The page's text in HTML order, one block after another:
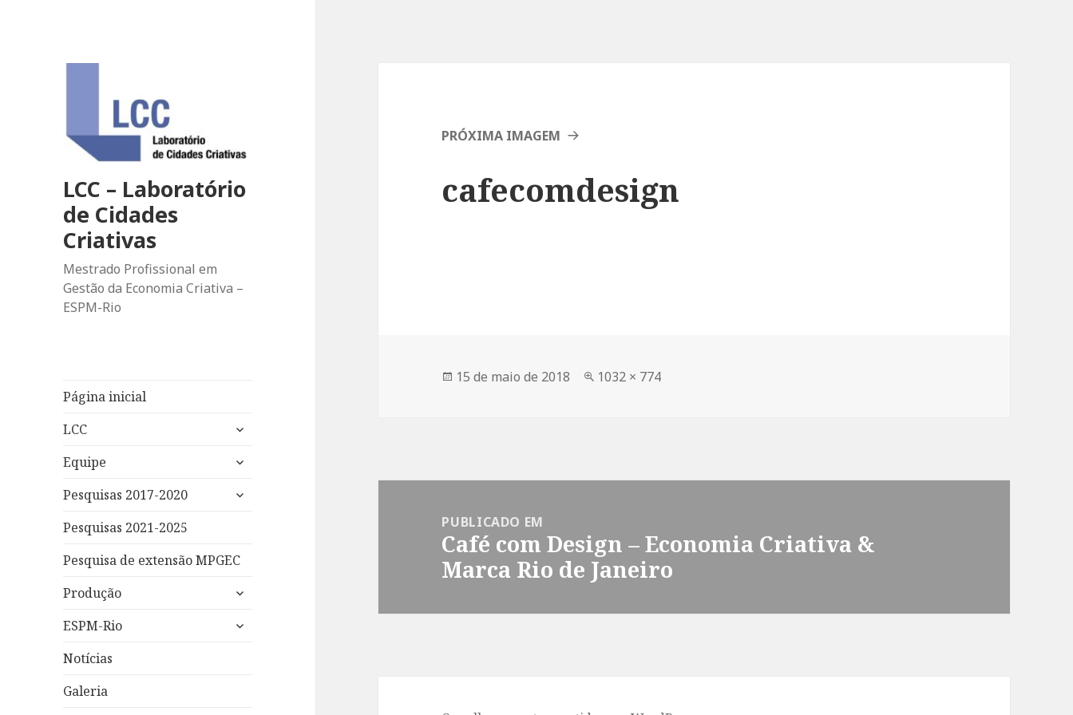
LCC – Laboratório
de Cidades
Criativas
Mestrado Profissional em
Gestão da Economia Criativa –
ESPM-Rio
Página inicial
LCC
expandir
Equipe
expandir
Pesquisas 2017-2020
expandir
Pesquisas 2021-2025
Pesquisa de extensão MPGEC
Produção
expandir
ESPM-Rio
expandir
Notícias
Galeria
PRÓXIMA IMAGEM
cafecomdesign
Publicado
15 de maio de 2018
Tamanho
1032 × 774
PUBLICADO EM
Café com Design – Economia Criativa &
Marca Rio de Janeiro